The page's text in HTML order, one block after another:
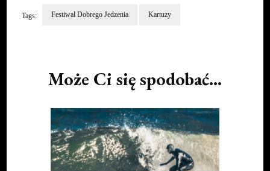
Tags: Festiwal Dobrego Jedzenia Kartuzy
Może Ci się spodobać...